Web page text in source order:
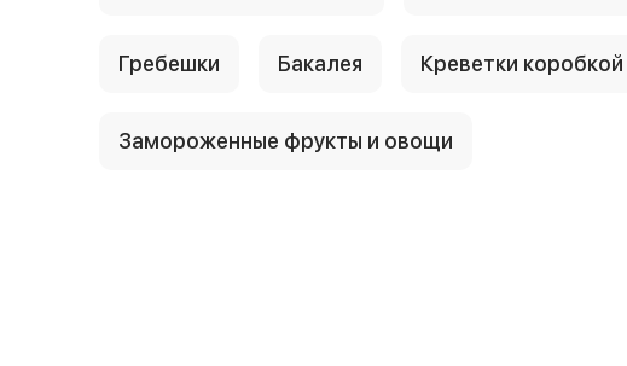
Гребешки Бакалея Креветки коробкой
Замороженные фрукты и овощи